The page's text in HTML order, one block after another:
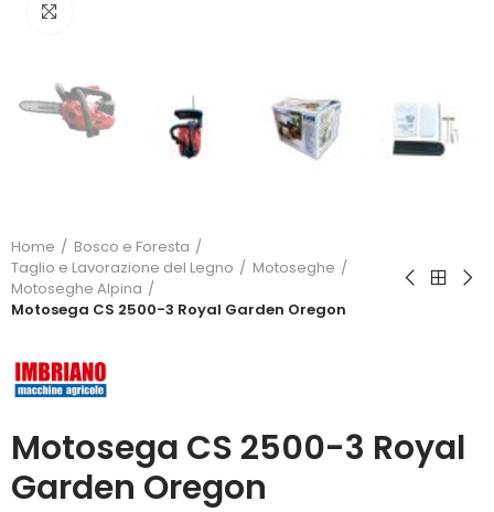
Home
Bosco e Foresta
Taglio e Lavorazione del Legno
Motoseghe
Motoseghe Alpina
Motosega CS 2500-3 Royal Garden Oregon
Motosega CS 2500-3 Royal
Garden Oregon